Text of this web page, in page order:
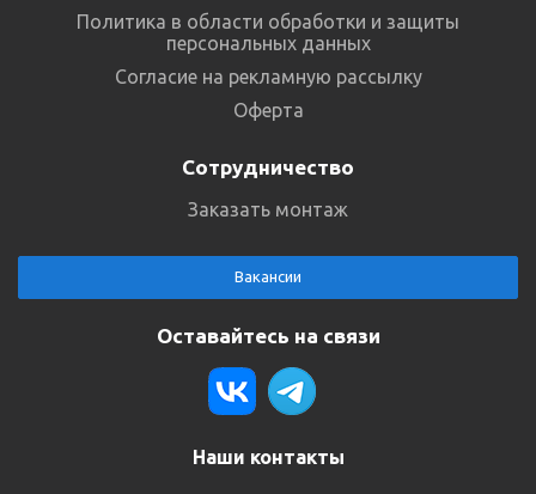
Политика в области обработки и защиты
персональных данных
Согласие на рекламную рассылку
Оферта
Сотрудничество
Заказать монтаж
Вакансии
Оставайтесь на связи
Наши контакты